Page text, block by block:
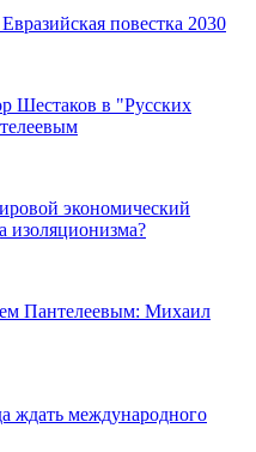
повестка 2030
Шестаков в "Русских
экономический
Пантелеевым: Михаил
ждать международного